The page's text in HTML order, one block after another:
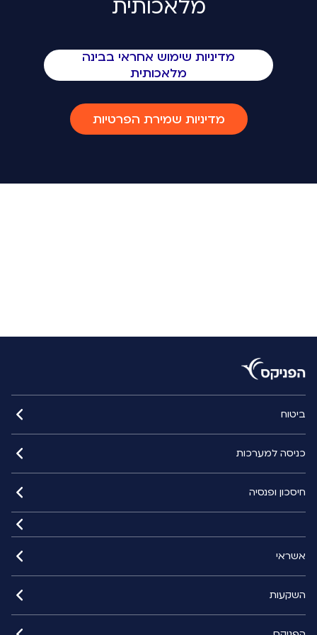
מלאכותית
מדיניות שימוש אחראי בבינה
מלאכותית
מדיניות שמירת הפרטיות
ביטוח
כניסה למערכות
חיסכון ופנסיה
אשראי
השקעות